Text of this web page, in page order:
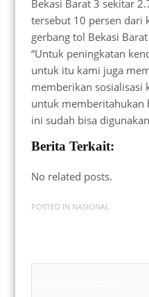
Bekasi Barat 3 sekitar
tersebut 10 persen dari
gerbang tol Bekasi
“Untuk peningkatan
untuk itu kami juga
memberikan sosialisasi
untuk memberitahukan
ini sudah bisa
Berita Terkait:
No related posts.
POSTED IN NASIONAL